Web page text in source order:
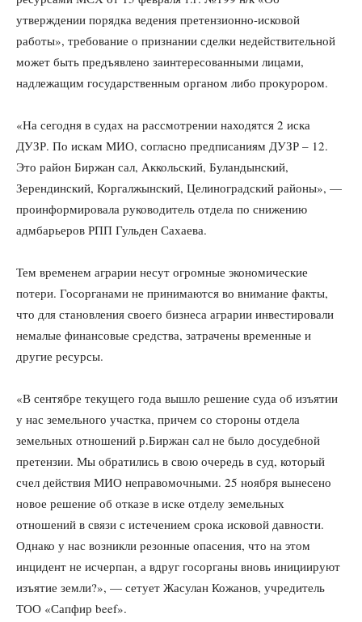
утверждении порядка ведения претензионно-исковой
работы», требование о признании сделки недействительной
может быть предъявлено заинтересованными лицами,
надлежащим государственным органом либо прокурором.
«На сегодня в судах на рассмотрении находятся 2 иска
ДУЗР. По искам МИО, согласно предписаниям ДУЗР – 12.
Это район Биржан сал, Аккольский, Буландынский,
Зерендинский, Коргалжынский, Целиноградский районы», —
проинформировала руководитель отдела по снижению
адмбарьеров РПП Гульден Сахаева.
Тем временем аграрии несут огромные экономические
потери. Госорганами не принимаются во внимание факты,
что для становления своего бизнеса аграрии инвестировали
немалые финансовые средства, затрачены временные и
другие ресурсы.
«В сентябре текущего года вышло решение суда об изъятии
у нас земельного участка, причем со стороны отдела
земельных отношений р.Биржан сал не было досудебной
претензии. Мы обратились в свою очередь в суд, который
счел действия МИО неправомочными. 25 ноября вынесено
новое решение об отказе в иске отделу земельных
отношений в связи с истечением срока исковой давности.
Однако у нас возникли резонные опасения, что на этом
инцидент не исчерпан, а вдруг госорганы вновь инициируют
изъятие земли?», — сетует Жасулан Кожанов, учредитель
ТОО «Сапфир beef».